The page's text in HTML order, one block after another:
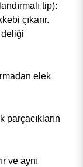
tip):
çıkarır.
elek
parçacıkların
ve aynı